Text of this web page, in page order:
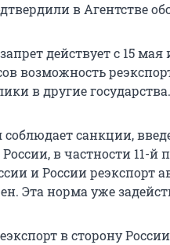
в Агентстве
действует с 15
возможность
в другие государства.
соблюдает санкции,
в частности 11-й
и России реэкспорт
Эта норма уже
в сторону